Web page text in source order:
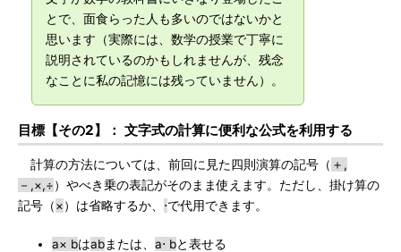
とで、面食らった人も多いのではないかと
思います（実際には、数学の授業で丁寧に
説明されているのかもしれませんが、残念
なことに私の記憶には残っていません）。
目標【その2】： 文字式の計算に便利な公式を利用する
計算の方法については、前回に見た四則演算の記号（ ＋,
－,×,÷）やべき乗の表記がそのまま使えます。ただし、掛け算の
記号（×）は省略するか、 ⋅で代用できます。
a× bはabまたは、 a⋅ bと表せる